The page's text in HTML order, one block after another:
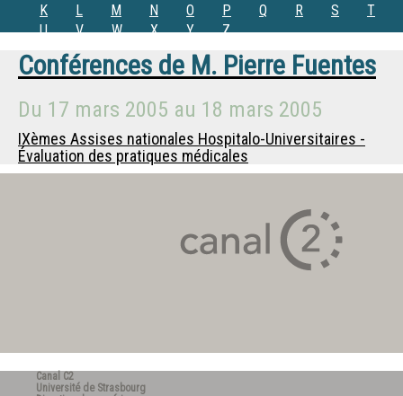
K
L M N O P Q R S
T
U
V W X Y Z
Conférences de M. Pierre Fuentes
Du 17 mars 2005 au 18 mars 2005
IXèmes Assises nationales Hospitalo-Universitaires -
Évaluation des pratiques médicales
Canal C2
Université de Strasbourg